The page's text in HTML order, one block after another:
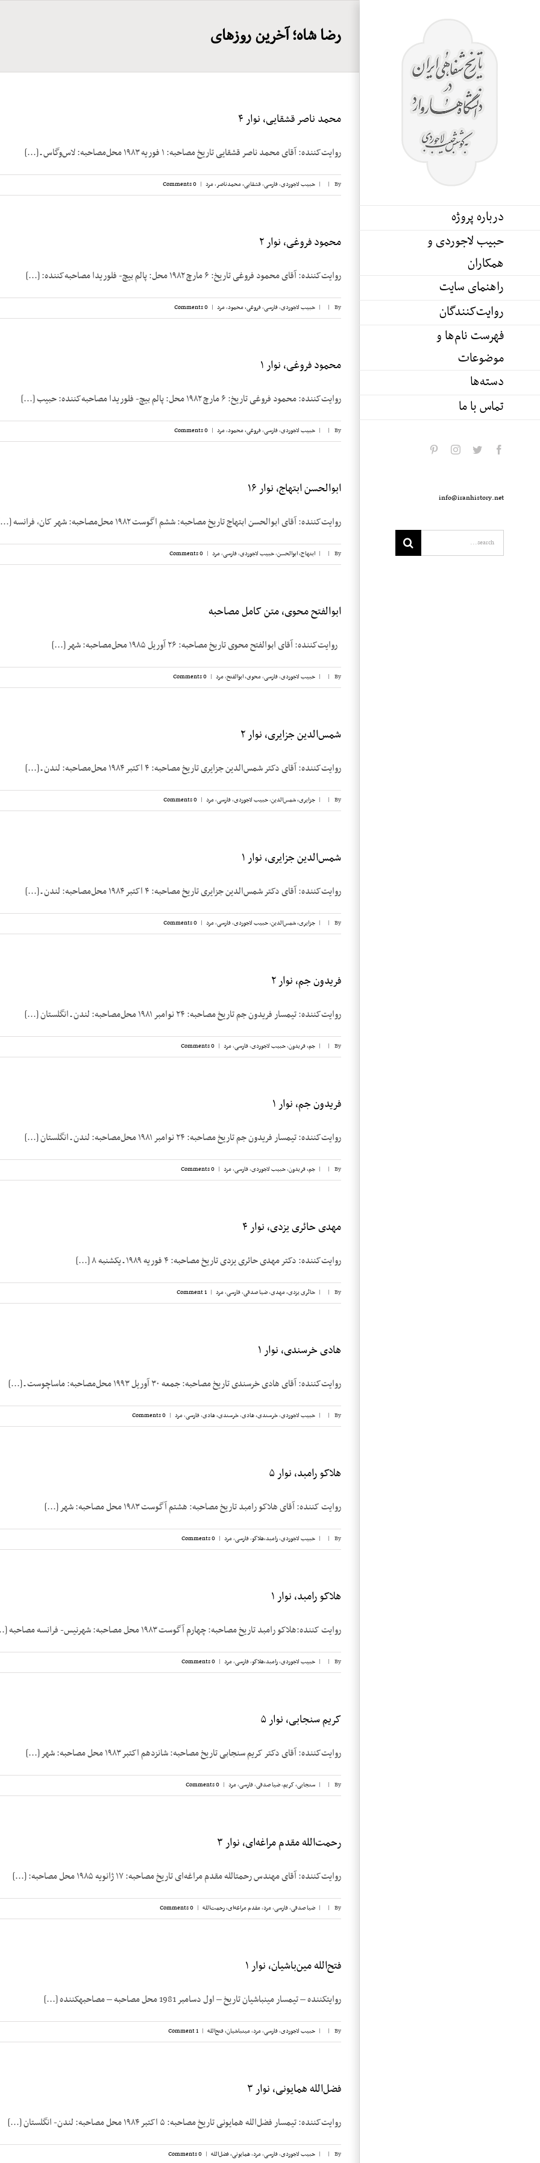
درباره پروژه
حبیب لاجوردی و
همکاران
راهنمای سایت
روایت‌کنندگان
فهرست نام‌ها و
موضوعات
دسته‌ها
تماس با ما
facebook
twitter
instagram
info@iranhistory.net
رضا شاه؛ آخرین روزهای
محمد ناصر قشقایی، نوار ۴
روایت‌کننده: آقای محمد ناصر قشقایی تاریخ مصاحبه: ۱ فوریه ۱۹۸۳ محل‌مصاحبه: لاس‌وگاس ـ [...]
By
|
| حبیب لاجوردی,فارسی,قشقایی، محمدناصر,مرد |
0 Comments
محمود فروغی، نوار ۲
روایت‌کننده: آقای محمود فروغی تاریخ: ۶ مارچ ۱۹۸۲ محل: پالم بیچ- فلوریدا مصاحبه‌کننده: [...]
By
|
| حبیب لاجوردی,فارسی,فروغی، محمود,مرد |
0 Comments
محمود فروغی، نوار ۱
روایت‌کننده: محمود فروغی تاریخ: ۶ مارچ ۱۹۸۲ محل: پالم بیچ- فلوریدا مصاحبه‌کننده: حبیب [...]
By
|
| حبیب لاجوردی,فارسی,فروغی، محمود,مرد |
0 Comments
ابوالحسن ابتهاج، نوار ۱۶
روایت‌کننده: آقای ابوالحسن ابتهاج تاریخ مصاحبه: ششم اگوست ۱۹۸۲ محل‌مصاحبه: شهر کان، فرانسه [...]
By
|
| ابتهاج، ابوالحسن,حبیب لاجوردی,فارسی,مرد |
0 Comments
ابوالفتح محوی، متن کامل مصاحبه
روایت‌کننده: آقای ابوالفتح محوی تاریخ مصاحبه: ۲۶ آوریل ۱۹۸۵ محل‌مصاحبه: شهر [...]
By
|
| حبیب لاجوردی,فارسی,محوی، ابوالفتح,مرد |
0 Comments
شمس‌الدین جزایری، نوار ۲
روایت‌کننده: آقای دکتر شمس‌الدین جزایری تاریخ مصاحبه: ۴ اکتبر ۱۹۸۴ محل‌مصاحبه: لندن ـ [...]
By
|
| جزایری، شمس‌الدین,حبیب لاجوردی,فارسی,مرد |
0 Comments
شمس‌الدین جزایری، نوار ۱
روایت‌کننده: آقای دکتر شمس‌الدین جزایری تاریخ مصاحبه: ۴ اکتبر ۱۹۸۴ محل‌مصاحبه: لندن ـ [...]
By
|
| جزایری، شمس‌الدین,حبیب لاجوردی,فارسی,مرد |
0 Comments
فریدون جم، نوار ۲
روایت‌کننده: تیمسار فریدون جم تاریخ مصاحبه: ۲۴ نوامبر ۱۹۸۱ محل‌مصاحبه: لندن ـ انگلستان [...]
By
|
| جم، فریدون,حبیب لاجوردی,فارسی,مرد |
0 Comments
فریدون جم، نوار ۱
روایت‌کننده: تیمسار فریدون جم تاریخ مصاحبه: ۲۴ نوامبر ۱۹۸۱ محل‌مصاحبه: لندن ـ انگلستان [...]
By
|
| جم، فریدون,حبیب لاجوردی,فارسی,مرد |
0 Comments
مهدی حائری یزدی، نوار ۴
روایت‌کننده: دکتر مهدی حائری یزدی تاریخ مصاحبه: ۴ فوریه ۱۹۸۹ ـ یکشنبه ۸ [...]
By
|
| حائری یزدی، مهدی,ضیا صدقی,فارسی,مرد |
1 Comment
هادی خرسندی، نوار ۱
روایت‌کننده: آقای هادی خرسندی تاریخ مصاحبه: جمعه ۳۰ آوریل ۱۹۹۳ محل‌مصاحبه: ماساچوست ـ [...]
By
|
| حبیب لاجوردی,خرسندی، هادی,خرسندی، هادی,فارسی,مرد |
0 Comments
هلاکو رامبد، نوار ۵
روایت کننده: آقای هلاکو رامبد تاریخ مصاحبه: هشتم آگوست ۱۹۸۳ محل مصاحبه: شهر [...]
By
|
| حبیب لاجوردی,رامبد،‌هلاکو,فارسی,مرد |
0 Comments
هلاکو رامبد، نوار ۱
روایت کننده:هلاکو رامبد تاریخ مصاحبه: چهارم آگوست ۱۹۸۳ محل مصاحبه: شهرنیس- فرانسه مصاحبه [...]
By
|
| حبیب لاجوردی,رامبد،‌هلاکو,فارسی,مرد |
0 Comments
کریم سنجابی، نوار ۵
روایت‌‌کننده: آقای دکتر کریم سنجابی تاریخ مصاحبه: شانزدهم اکتبر ۱۹۸۳ محل مصاحبه: شهر [...]
By
|
| سنجابی، کریم,ضیا صدقی,فارسی,مرد |
0 Comments
رحمت‌الله مقدم مراغه‌ای، نوار ۳
روایت‌کننده: آقای مهندس رحمت‏الله مقدم مراغه‌ای تاریخ مصاحبه: ۱۷ ژانویه ۱۹۸۵ محل مصاحبه: [...]
By
|
| ضیا صدقی,فارسی,مرد,مقدم مراغه‌ای، رحمت‌الله |
0 Comments
فتح‌الله مین‌باشیان، نوار ۱
روایت­کننده – تیمسار مین­باشیان تاریخ – اول دسامبر 1981 محل مصاحبه – مصاحبه­کننده [...]
By
|
| حبیب لاجوردی,فارسی,مرد,مینباشیان، فتح‌الله |
1 Comment
فضل‌الله همایونی، نوار ۳
روایت‌کننده: تیمسار فضل‌الله همایونی تاریخ مصاحبه: ۵ اکتبر ۱۹۸۴ محل مصاحبه: لندن- انگلستان [...]
By
|
| حبیب لاجوردی,فارسی,مرد,همایونی، فضل‌الله |
0 Comments